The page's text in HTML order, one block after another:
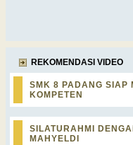
REKOMENDASI VIDEO
SMK 8 PADANG SIAP
KOMPETEN
SILATURAHMI
MAHYELDI